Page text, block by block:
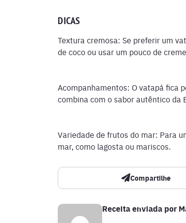
DICAS
Textura cremosa: Se preferir um
de coco ou usar um pouco de
Acompanhamentos: O vatapá fica
combina com o sabor autêntico da
Variedade de frutos do mar: Para
mar, como lagosta ou mariscos.
Compartilhe
Receita enviada por